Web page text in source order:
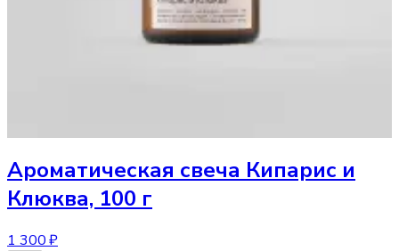
Ароматическая свеча Кипарис и
Клюква, 100 г
1 300 ₽